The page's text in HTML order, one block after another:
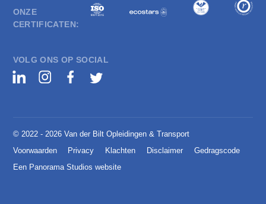
ONZE
CERTIFICATEN:
VOLG ONS OP SOCIAL
© 2022 - 2026 Van der Bilt Opleidingen & Transport
Voorwaarden
Privacy Klachten Disclaimer
Gedragscode
Een Panorama Studios website